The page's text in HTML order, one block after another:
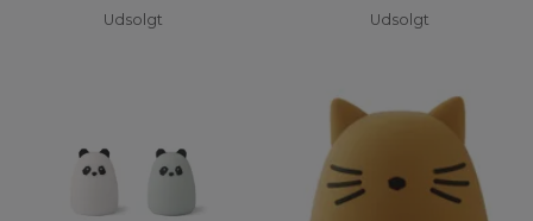
Udsolgt Udsolgt